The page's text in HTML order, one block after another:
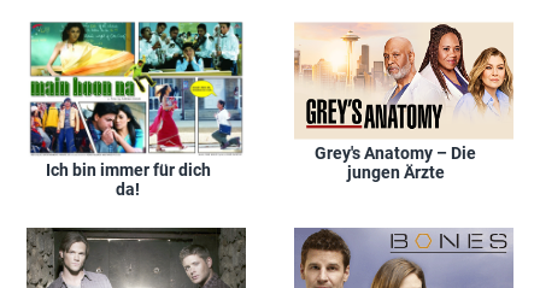
Ich bin immer für dich
da!
Grey's Anatomy – Die
jungen Ärzte